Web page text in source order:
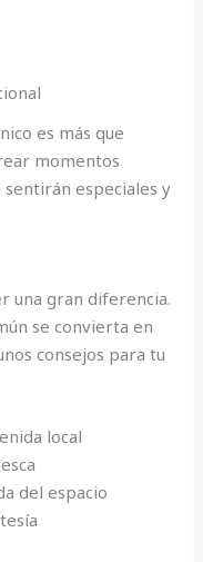
es más que
momentos
sentirán especiales y
una gran diferencia.
se convierta en
consejos para tu
local
del espacio